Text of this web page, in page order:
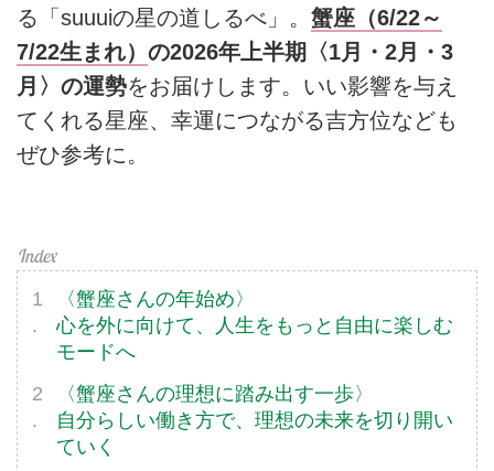
る「suuuiの星の道しるべ」。 蟹座（6/22～
7/22生まれ） の2026年上半期〈1月・2月・3
月〉の運勢をお届けします。いい影響を与え
てくれる星座、幸運につながる吉方位なども
ぜひ参考に。
〈蟹座さんの年始め〉
心を外に向けて、人生をもっと自由に楽しむ
モードへ
〈蟹座さんの理想に踏み出す一歩〉
自分らしい働き方で、理想の未来を切り開い
ていく